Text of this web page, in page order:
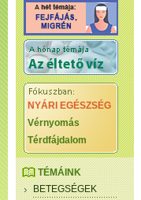
NYÁRI EGÉSZSÉG
Vérnyomás
Térdfájdalom
TÉMÁINK
BETEGSÉGEK